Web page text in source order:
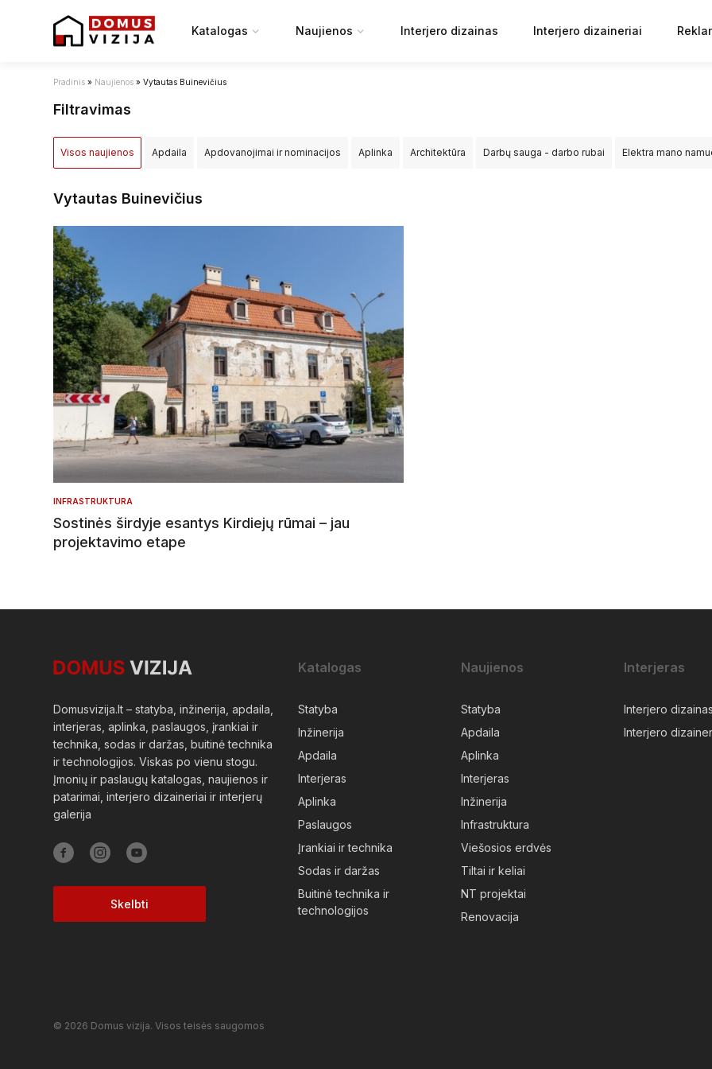
Katalogas Naujienos Interjero dizainas Interjero dizaineriai
Pradinis » Naujienos » Vytautas Buinevičius
Filtravimas
Visos naujienos Apdaila Apdovanojimai ir nominacijos Aplinka Architektūra Darbų sauga - darbo rubai Elektra mano
Vytautas Buinevičius
INFRASTRUKTURA
Sostinės širdyje esantys Kirdiejų rūmai – jau
projektavimo etape
Domusvizija.lt – statyba, inžinerija, apdaila,
interjeras, aplinka, paslaugos, įrankiai ir
technika, sodas ir daržas, buitinė technika
ir technologijos. Viskas po vienu stogu.
Įmonių ir paslaugų katalogas, naujienos ir
patarimai, interjero dizaineriai ir interjerų
galerija
Skelbti
Katalogas
Statyba
Inžinerija
Apdaila
Interjeras
Aplinka
Paslaugos
Įrankiai ir technika
Sodas ir daržas
Buitinė technika ir
technologijos
Naujienos
Statyba
Apdaila
Aplinka
Interjeras
Inžinerija
Infrastruktura
Viešosios erdvės
Tiltai ir keliai
NT projektai
Renovacija
Interjeras
Interjero dizainas
Interjero
© 2026 Domus vizija. Visos teisės saugomos